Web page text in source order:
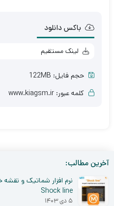
باکس دانلود
لینک مستقیم
حجم فایل: 122MB
کلمه عبور: www.kiagsm.ir
آخرین مطالب:
Shock line
۵ دی ۱۴۰۳